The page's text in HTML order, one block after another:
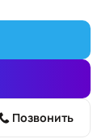
Позвонить